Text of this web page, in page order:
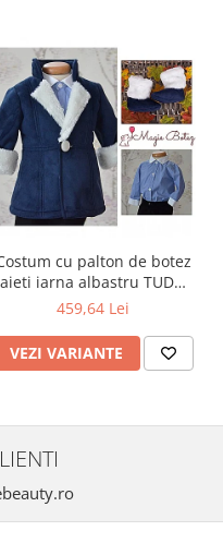
cu palton de botez
iarna albastru TUDOR
cu cojocel 4 piese
459,64 Lei
VEZI VARIANTE